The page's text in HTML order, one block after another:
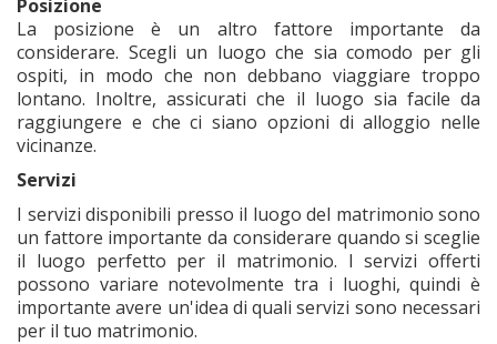
Posizione
La posizione è un altro fattore importante da
considerare. Scegli un luogo che sia comodo per gli
ospiti, in modo che non debbano viaggiare troppo
lontano. Inoltre, assicurati che il luogo sia facile da
raggiungere e che ci siano opzioni di alloggio nelle
vicinanze.
Servizi
I servizi disponibili presso il luogo del matrimonio sono
un fattore importante da considerare quando si sceglie
il luogo perfetto per il matrimonio. I servizi offerti
possono variare notevolmente tra i luoghi, quindi è
importante avere un'idea di quali servizi sono necessari
per il tuo matrimonio.